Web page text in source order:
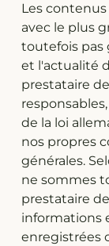
Les
avec le plus
toutefois pas
et l'actualité
prestataire
de la loi
nos propres
générales.
ne sommes
prestataire
informations
enregistrées